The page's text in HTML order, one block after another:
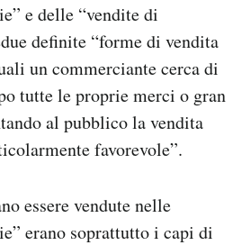
e delle “vendite di
definite “forme di vendita
un commerciante cerca di
tutte le proprie merci o gran
al pubblico la vendita
favorevole”.
essere vendute nelle
erano soprattutto i capi di